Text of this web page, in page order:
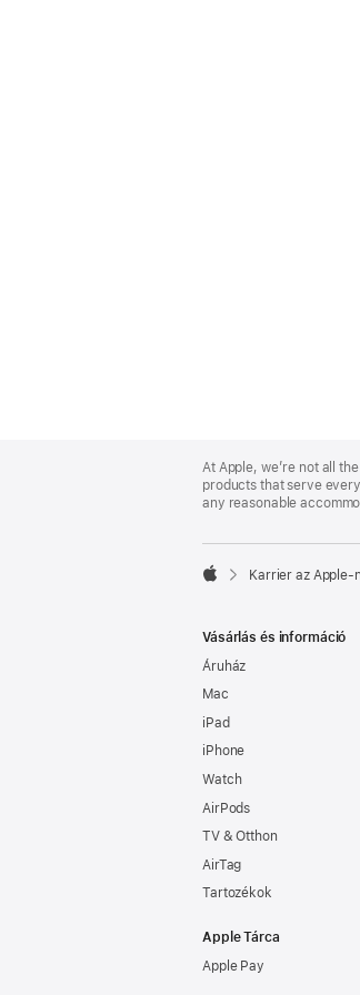
Footer
At Apple, we’re not all
products that serve
any reasonable

Karrier az
Vásárlás és információ
Áruház
Mac
iPad
iPhone
Watch
AirPods
TV & Otthon
AirTag
Tartozékok
Apple Tárca
Apple Pay